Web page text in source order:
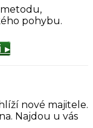
pohybu.
▸
nové majitele.
Najdou u vás